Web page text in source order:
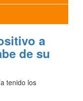
a
de su
tenido los